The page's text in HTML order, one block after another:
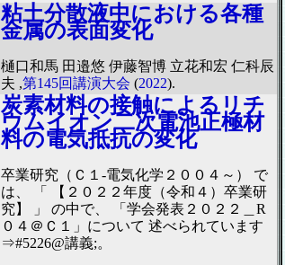
粘土分散液中における各種
金属の表面変化
樋口和馬 田邉悠 伊藤智博 立花和宏 仁科辰
夫 ,第145回講演大会 (2022).
炭素材料の接触によるリチ
ウムイオン二次電池正極材
料の電気抵抗の変化
卒業研究（Ｃ１-電気化学２００４～） で
は、 「 【２０２２年度（令和４）卒業研
究】 」 の中で、 「学会発表２０２２＿R
０４＠Ｃ１」について 述べられています
⇒#5226@講義;。